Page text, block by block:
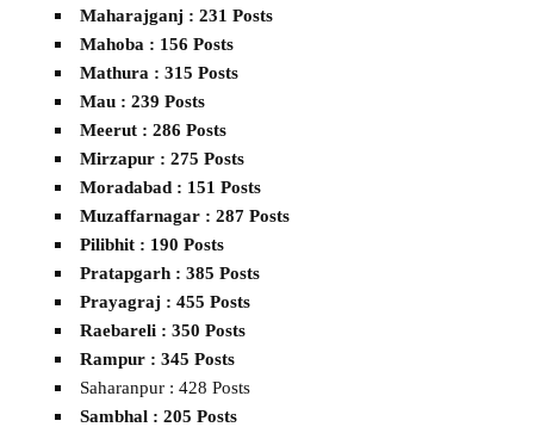
Maharajganj : 231 Posts
Mahoba : 156 Posts
Mathura : 315 Posts
Mau : 239 Posts
Meerut : 286 Posts
Mirzapur : 275 Posts
Moradabad : 151 Posts
Muzaffarnagar : 287 Posts
Pilibhit : 190 Posts
Pratapgarh : 385 Posts
Prayagraj : 455 Posts
Raebareli : 350 Posts
Rampur : 345 Posts
Saharanpur : 428 Posts
Sambhal : 205 Posts